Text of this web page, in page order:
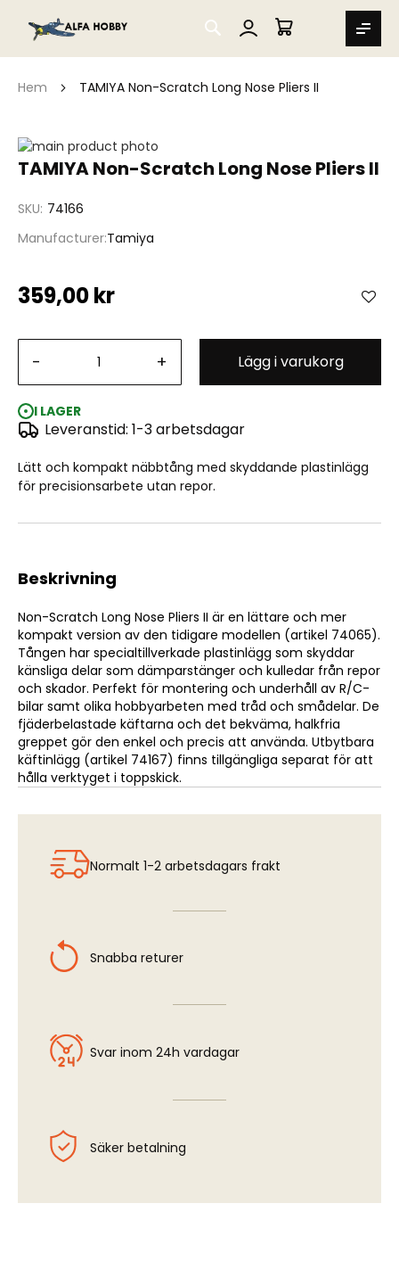
SEARCH
MIN VARUKORG
Hem TAMIYA Non-Scratch Long Nose Pliers II
TAMIYA Non-Scratch Long Nose Pliers II
SKU 74166
Manufacturer Tamiya
359,00 kr
- + Lägg i varukorg
I LAGER
Leveranstid: 1-3 arbetsdagar
Lätt och kompakt näbbtång med skyddande plastinlägg
för precisionsarbete utan repor.
Hoppa
till
bildgalleriet
TAMIYA Non-Scratch Long Nose Pliers II
Hoppa
början
av
bildgalleriet
Beskrivning
Non-Scratch Long Nose Pliers II är en lättare och mer
kompakt version av den tidigare modellen (artikel 74065).
Tången har specialtillverkade plastinlägg som skyddar
känsliga delar som dämparstänger och kulledar från repor
och skador. Perfekt för montering och underhåll av R/C-
bilar samt olika hobbyarbeten med tråd och smådelar. De
fjäderbelastade käftarna och det bekväma, halkfria
greppet gör den enkel och precis att använda. Utbytbara
käftinlägg (artikel 74167) finns tillgängliga separat för att
hålla verktyget i toppskick.
Normalt 1-2 arbetsdagars frakt
Snabba returer
Svar inom 24h vardagar
Säker betalning